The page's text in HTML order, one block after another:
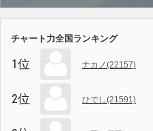
チャート力全国ランキング
1位 ナカノ(22157)
2位 ひでし(21591)